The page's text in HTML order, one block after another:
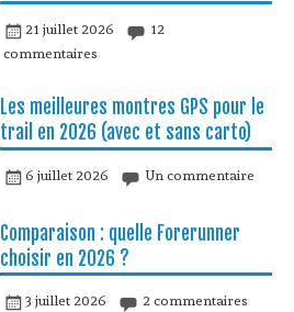
21 juillet 2026
12
commentaires
Les meilleures montres GPS pour le
trail en 2026 (avec et sans carto)
6 juillet 2026 Un commentaire
Comparaison : quelle Forerunner
choisir en 2026 ?
3 juillet 2026 2 commentaires